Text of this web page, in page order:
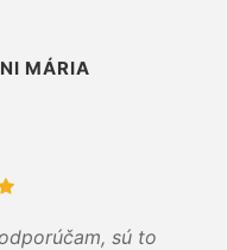
MÁRIA
sú to